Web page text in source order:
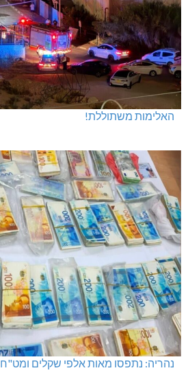
האלימות משתוללת!
נהריה: נתפסו מאות אלפי שקלים ומט"ח